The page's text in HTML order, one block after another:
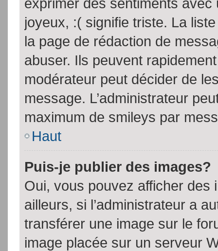
joyeux, :( signifie triste. La
la page de rédaction de
abuser. Ils peuvent
modérateur peut décider de
message. L’administrateur
maximum de smileys par
Haut
Puis-je publier des images?
Oui, vous pouvez afficher
ailleurs, si l’administrateur a
transférer une image sur le
image placée sur un serveur